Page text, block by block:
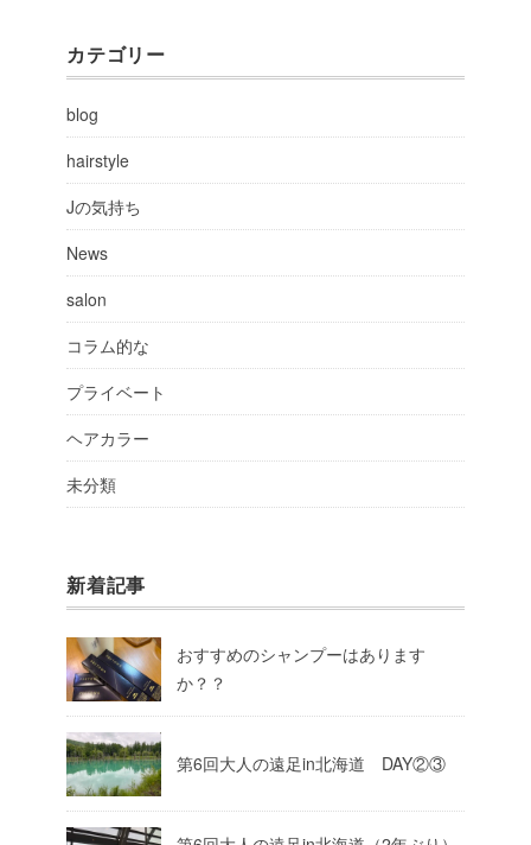
カテゴリー
blog
hairstyle
Jの気持ち
News
salon
コラム的な
プライベート
ヘアカラー
未分類
新着記事
おすすめのシャンプーはあります
か？？
第6回大人の遠足in北海道 DAY②③